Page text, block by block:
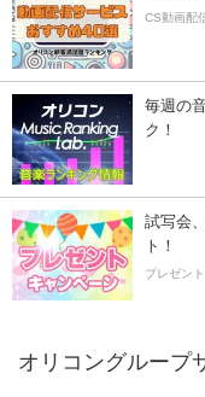
CS動画配
毎週の
ク！
試写会
ト！
プレゼン
オリコングループ